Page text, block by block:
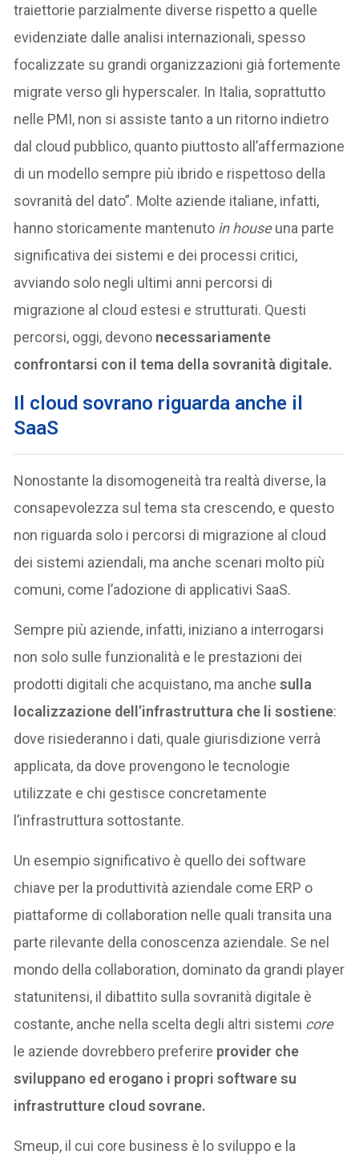
traiettorie parzialmente diverse rispetto a quelle
evidenziate dalle analisi internazionali, spesso
focalizzate su grandi organizzazioni già fortemente
migrate verso gli hyperscaler. In Italia, soprattutto
nelle PMI, non si assiste tanto a un ritorno indietro
dal cloud pubblico, quanto piuttosto all’affermazione
di un modello sempre più ibrido e rispettoso della
sovranità del dato”. Molte aziende italiane, infatti,
hanno storicamente mantenuto in houseuna parte
significativa dei sistemi e dei processi critici,
avviando solo negli ultimi anni percorsi di
migrazione al cloud estesi e strutturati. Questi
percorsi, oggi, devono necessariamente
confrontarsi con il tema della sovranità digitale.
Il cloud sovrano riguarda anche il
SaaS
Nonostante la disomogeneità tra realtà diverse, la
consapevolezza sul tema sta crescendo, e questo
non riguarda solo i percorsi di migrazione al cloud
dei sistemi aziendali, ma anche scenari molto più
comuni, come l’adozione di applicativi SaaS.
Sempre più aziende, infatti, iniziano a interrogarsi
non solo sulle funzionalità e le prestazioni dei
prodotti digitali che acquistano, ma anchesulla
localizzazione dell’infrastruttura che li sostiene:
dove risiederanno i dati, quale giurisdizione verrà
applicata, da dove provengono le tecnologie
utilizzate e chi gestisce concretamente
l’infrastruttura sottostante.
Un esempio significativo è quello dei software
chiave per la produttività aziendale come ERP o
piattaforme di collaboration nelle quali transita una
parte rilevante della conoscenza aziendale. Se nel
mondo della collaboration, dominato da grandi player
statunitensi, il dibattito sulla sovranità digitale è
costante, anche nella scelta degli altri sistemi core
le aziende dovrebbero preferire provider che
sviluppano ed erogano i propri software su
infrastrutture cloud sovrane.
Smeup, il cui core business è lo sviluppo e la